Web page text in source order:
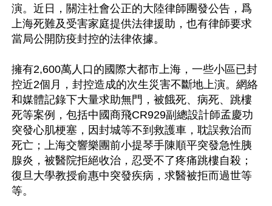
演。近日，關注社會公正的大陸律師團發公告，爲
上海死難及受害家庭提供法律援助，也有律師要求
當局公開防疫封控的法律依據。
擁有2,600萬人口的國際大都市上海，一些小區已封
控近2個月，封控造成的次生災害不斷地上演。網絡
和媒體記錄下大量求助無門，被餓死、病死、跳樓
死等案例，包括中國商飛CR929副總設計師孟慶功
突發心肌梗塞，因封城等不到救護車，耽誤救治而
死亡；上海交響樂團前小提琴手陳順平突發急性胰
腺炎，被醫院拒絕收治，忍受不了疼痛跳樓自殺；
復旦大學教授俞惠中突發疾病，求醫被拒而過世等
等。